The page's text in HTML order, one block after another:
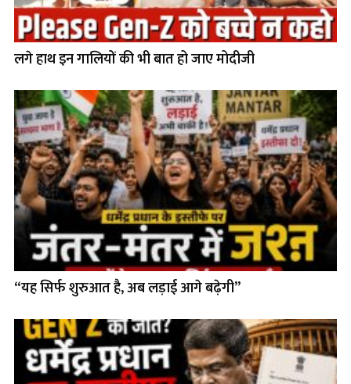
लगे हाथ इन गालियों की भी बात हो जाए मोदीजी
“यह सिर्फ शुरुआत है, अब लड़ाई आगे बढ़ेगी”